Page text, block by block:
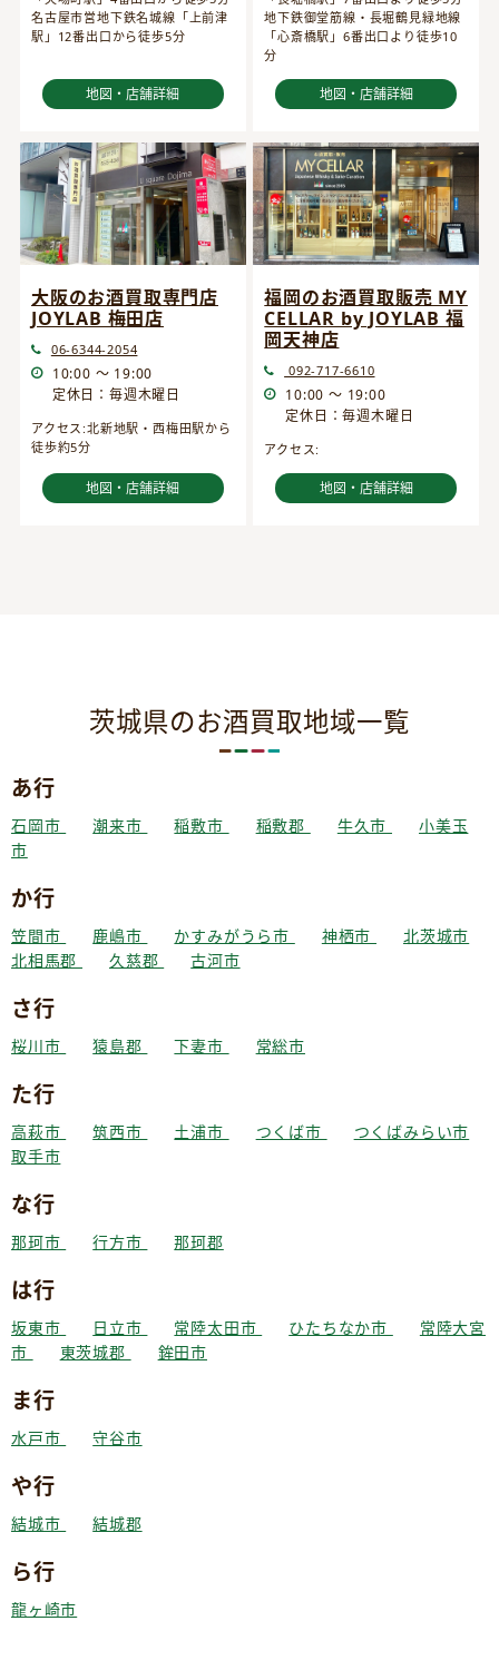
名古屋市営地下鉄名城線「上前津
駅」12番出口から徒歩5分
地図・店舗詳細
地下鉄御堂筋線・長堀鶴見緑地線
「心斎橋駅」6番出口より徒歩10
分
地図・店舗詳細
大阪のお酒買取専門店
JOYLAB 梅田店
06-6344-2054
10:00 ～ 19:00
定休日：毎週木曜日
アクセス:北新地駅・西梅田駅から
徒歩約5分
地図・店舗詳細
福岡のお酒買取販売 MY
CELLAR by JOYLAB 福
岡天神店
092-717-6610
10:00 ～ 19:00
定休日：毎週木曜日
アクセス:
地図・店舗詳細
茨城県のお酒買取地域一覧
あ行
石岡市 潮来市 稲敷市 稲敷郡 牛久市
小美玉
市
か行
笠間市 鹿嶋市 かすみがうら市 神栖市
北茨城市
北相馬郡
久慈郡 古河市
さ行
桜川市 猿島郡 下妻市 常総市
た行
高萩市 筑西市 土浦市 つくば市
つくばみらい市
取手市
な行
那珂市 行方市 那珂郡
は行
坂東市 日立市 常陸太田市 ひたちなか市
常陸大宮
市
東茨城郡 鉾田市
ま行
水戸市 守谷市
や行
結城市 結城郡
ら行
龍ヶ崎市